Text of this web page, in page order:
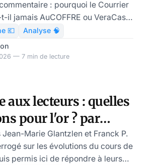
: pourquoi le Courrier
il jamais AuCOFFRE ou VeraCash
précieux ? La question mérite
réponse de coin de table, parce
du sujet. LE COURRIER
du Courrier. Dans votre
boîte, chaque jour ouvré. Gratuit. V
💶
Analyse 🧠
— 7 min de lecture
aux lecteurs : quelles
pour l'or ? par
Clairmont
Jean-Marie Glantzlen et Franck P.
sur les évolutions du cours de
permis ici de répondre à leurs